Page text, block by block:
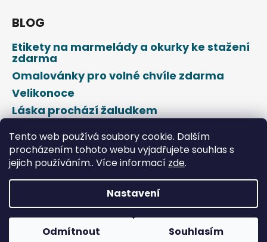
Tento web používá soubory cookie. Dalším
procházením tohoto webu vyjadřujete souhlas s
jejich používáním.. Více informací zde.
Nastavení
Odmítnout Souhlasím
í
?
HLEDAT
D
o
o
r
BLOG
Etikety na marmelády a okurky ke stažení
zdarma
Omalovánky pro volné chvíle zdarma
Velikonoce
Láska prochází žaludkem
Vytvořil Shoptet
Copyright 2026DROPAP . Všechna práva vyhrazena.